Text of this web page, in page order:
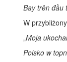
Bay trên
W
„Moja
Polsko w